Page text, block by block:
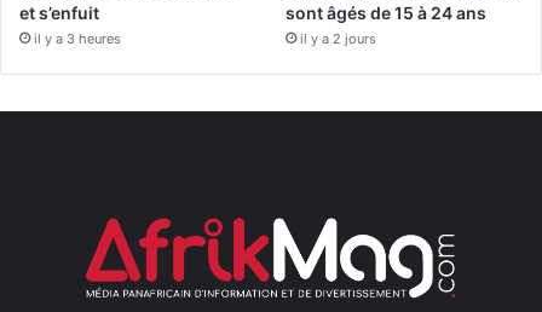
et s’enfuit
il y a 3 heures
sont âgés de 15 à 24 ans
il y a 2 jours